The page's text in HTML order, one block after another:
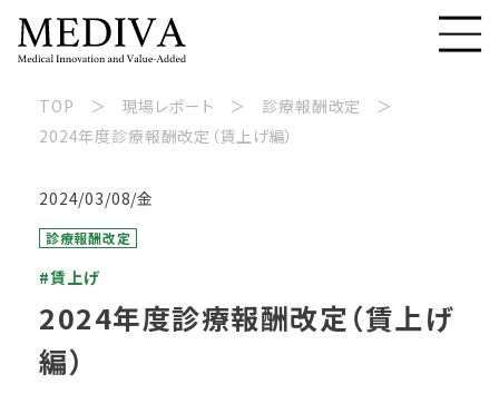
TOP 現場レポート
診療報酬改定
2024年度診療報酬改定（賃上げ編）
2024/03/08/金
診療報酬改定
#賃上げ
2024年度診療報酬改定（賃上げ
編）